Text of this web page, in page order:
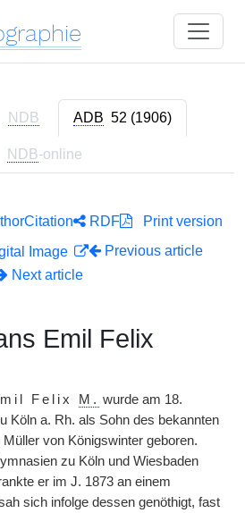
NDB ADB 52 (1906)
NDB-online
Citation RDF
Print version
Image
Previous article
Next article
Emil Felix
Felix M. wurde am 18.
Köln a. Rh. als Sohn des bekannten
von Königswinter geboren.
zu Köln und Wiesbaden
er im J. 1873 an einem
sich infolge dessen genöthigt, fast